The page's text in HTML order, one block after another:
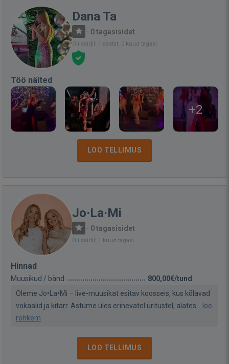
Dana Ta
· 0 tagasisidet
Oli saidil: 1 aastat, 0 kuud tagasi
Töö näited
+2
LOO TELLIMUS
Jo·La·Mi
· 0 tagasisidet
Oli saidil: 1 kuud tagasi
Hinnad
Muusikud / bänd
800,00€/tund
Oleme Jo•La•Mi – live-muusikat esitav koosseis, kus kõlavad
vokaalid ja kitarr. Astume üles erinevatel üritustel, alates...
loe
rohkem
LOO TELLIMUS